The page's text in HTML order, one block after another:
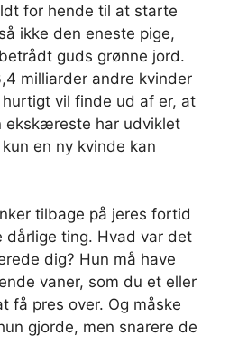
for hende til at starte
ikke den eneste pige,
guds grønne jord.
milliarder andre kvinder
vil finde ud af er, at
ekskæreste har udviklet
en ny kvinde kan
tilbage på jeres fortid
dårlige ting. Hvad var det
dig? Hun må have
vaner, som du et eller
få pres over. Og måske
gjorde, men snarere de